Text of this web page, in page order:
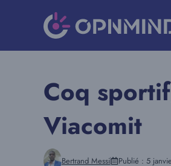
Coq
Viacomit
Bertrand Messi Publié : 5